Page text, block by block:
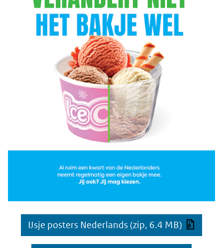
IJsje posters Nederlands (zip, 6.4 MB)